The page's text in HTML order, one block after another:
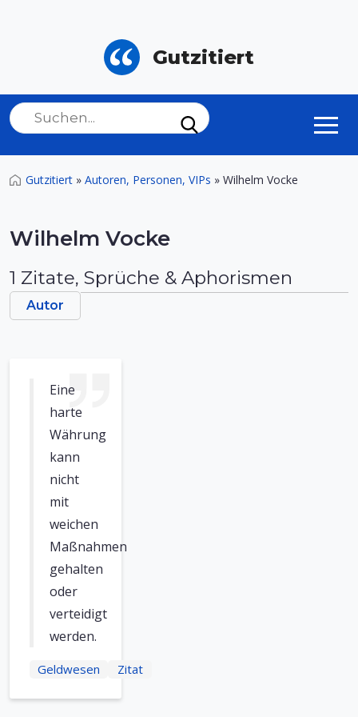
Gutzitiert
Gutzitiert » Autoren, Personen, VIPs » Wilhelm Vocke
Wilhelm Vocke
1 Zitate, Sprüche & Aphorismen
Autor
Eine
harte
Währung
kann
nicht
mit
weichen
Maßnahmen
gehalten
oder
verteidigt
werden.
Geldwesen Zitat